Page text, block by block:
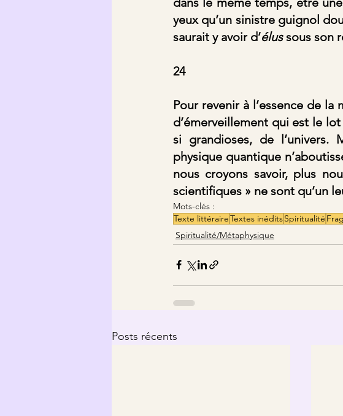
yeux qu’un sinistre guignol
saurait y avoir d’élus sous son
24
Pour revenir à l’essence de
d’émerveillement qui est le
si grandioses, de l’univers.
physique quantique
nous croyons savoir, plus
scientifiques » ne sont qu’un
Mots-clés :
Texte littéraireTextes inéditsSpiritualité
Spiritualité/Métaphysique
Posts récents